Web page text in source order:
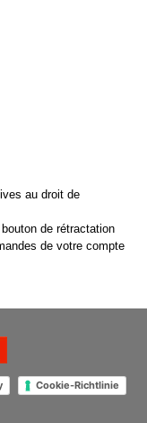
au droit de
de rétractation
de votre compte
Cookie-Richtlinie